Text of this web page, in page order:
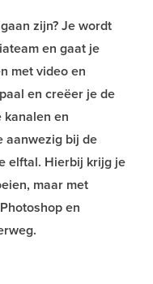
zijn? Je wordt
en gaat je
met video en
en creëer je de
en
aanwezig bij de
elftal. Hierbij krijg je
maar met
en